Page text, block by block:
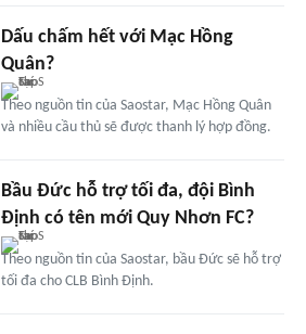
Dấu chấm hết với Mạc Hồng
Quân?
Theo nguồn tin của Saostar, Mạc Hồng Quân
và nhiều cầu thủ sẽ được thanh lý hợp đồng.
Bầu Đức hỗ trợ tối đa, đội Bình
Định có tên mới Quy Nhơn FC?
Theo nguồn tin của Saostar, bầu Đức sẽ hỗ trợ
tối đa cho CLB Bình Định.